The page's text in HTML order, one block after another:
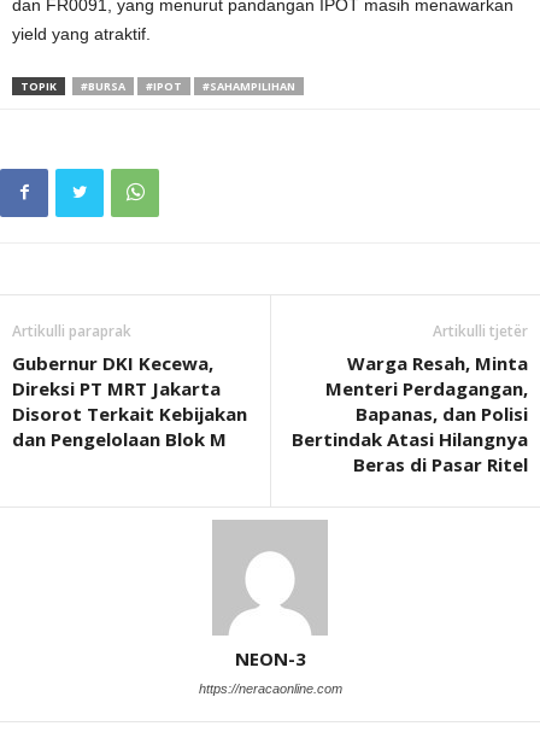
dan FR0091, yang menurut pandangan IPOT masih menawarkan
yield yang atraktif.
TOPIK #BURSA #IPOT #SAHAMPILIHAN
Artikulli paraprak
Gubernur DKI Kecewa,
Direksi PT MRT Jakarta
Disorot Terkait Kebijakan
dan Pengelolaan Blok M
Artikulli tjetër
Warga Resah, Minta
Menteri Perdagangan,
Bapanas, dan Polisi
Bertindak Atasi Hilangnya
Beras di Pasar Ritel
NEON-3
https://neracaonline.com